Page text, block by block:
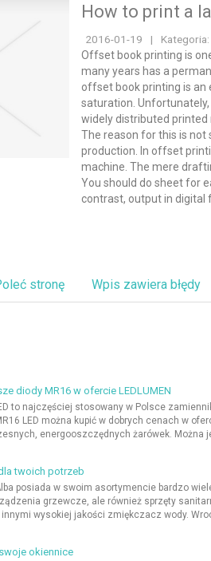
How to print a
2016-01-19 |
Offset book printing is
many years has a
offset book printing is an
saturation.
widely distributed printed
The reason for this is
production. In offset
machine. The mere
You should do sheet for
contrast, output in digital
stronę Wpis zawiera błędy
diody MR16 w ofercie LEDLUMEN
to najczęściej stosowany w Polsce
LED można kupić w dobrych cenach w
energooszczędnych żarówek. Można
twoich potrzeb
posiada w swoim asortymencie bardzo
grzewcze, ale również sprzęty
wysokiej jakości zmiękczacz wody.
okiennice